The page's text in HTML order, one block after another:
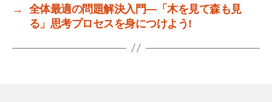
→
全体最適の問題解決入門―「木を見て森も見
る」思考プロセスを身につけよう!